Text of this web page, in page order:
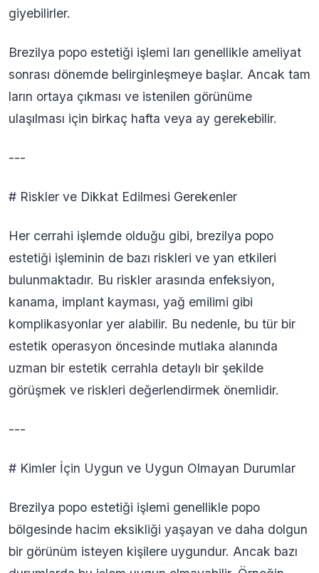
giyebilirler.
Brezilya popo estetiği işlemi ları genellikle ameliyat
sonrası dönemde belirginleşmeye başlar. Ancak tam
ların ortaya çıkması ve istenilen görünüme
ulaşılması için birkaç hafta veya ay gerekebilir.
---
# Riskler ve Dikkat Edilmesi Gerekenler
Her cerrahi işlemde olduğu gibi, brezilya popo
estetiği işleminin de bazı riskleri ve yan etkileri
bulunmaktadır. Bu riskler arasında enfeksiyon,
kanama, implant kayması, yağ emilimi gibi
komplikasyonlar yer alabilir. Bu nedenle, bu tür bir
estetik operasyon öncesinde mutlaka alanında
uzman bir estetik cerrahla detaylı bir şekilde
görüşmek ve riskleri değerlendirmek önemlidir.
---
# Kimler İçin Uygun ve Uygun Olmayan Durumlar
Brezilya popo estetiği işlemi genellikle popo
bölgesinde hacim eksikliği yaşayan ve daha dolgun
bir görünüm isteyen kişilere uygundur. Ancak bazı